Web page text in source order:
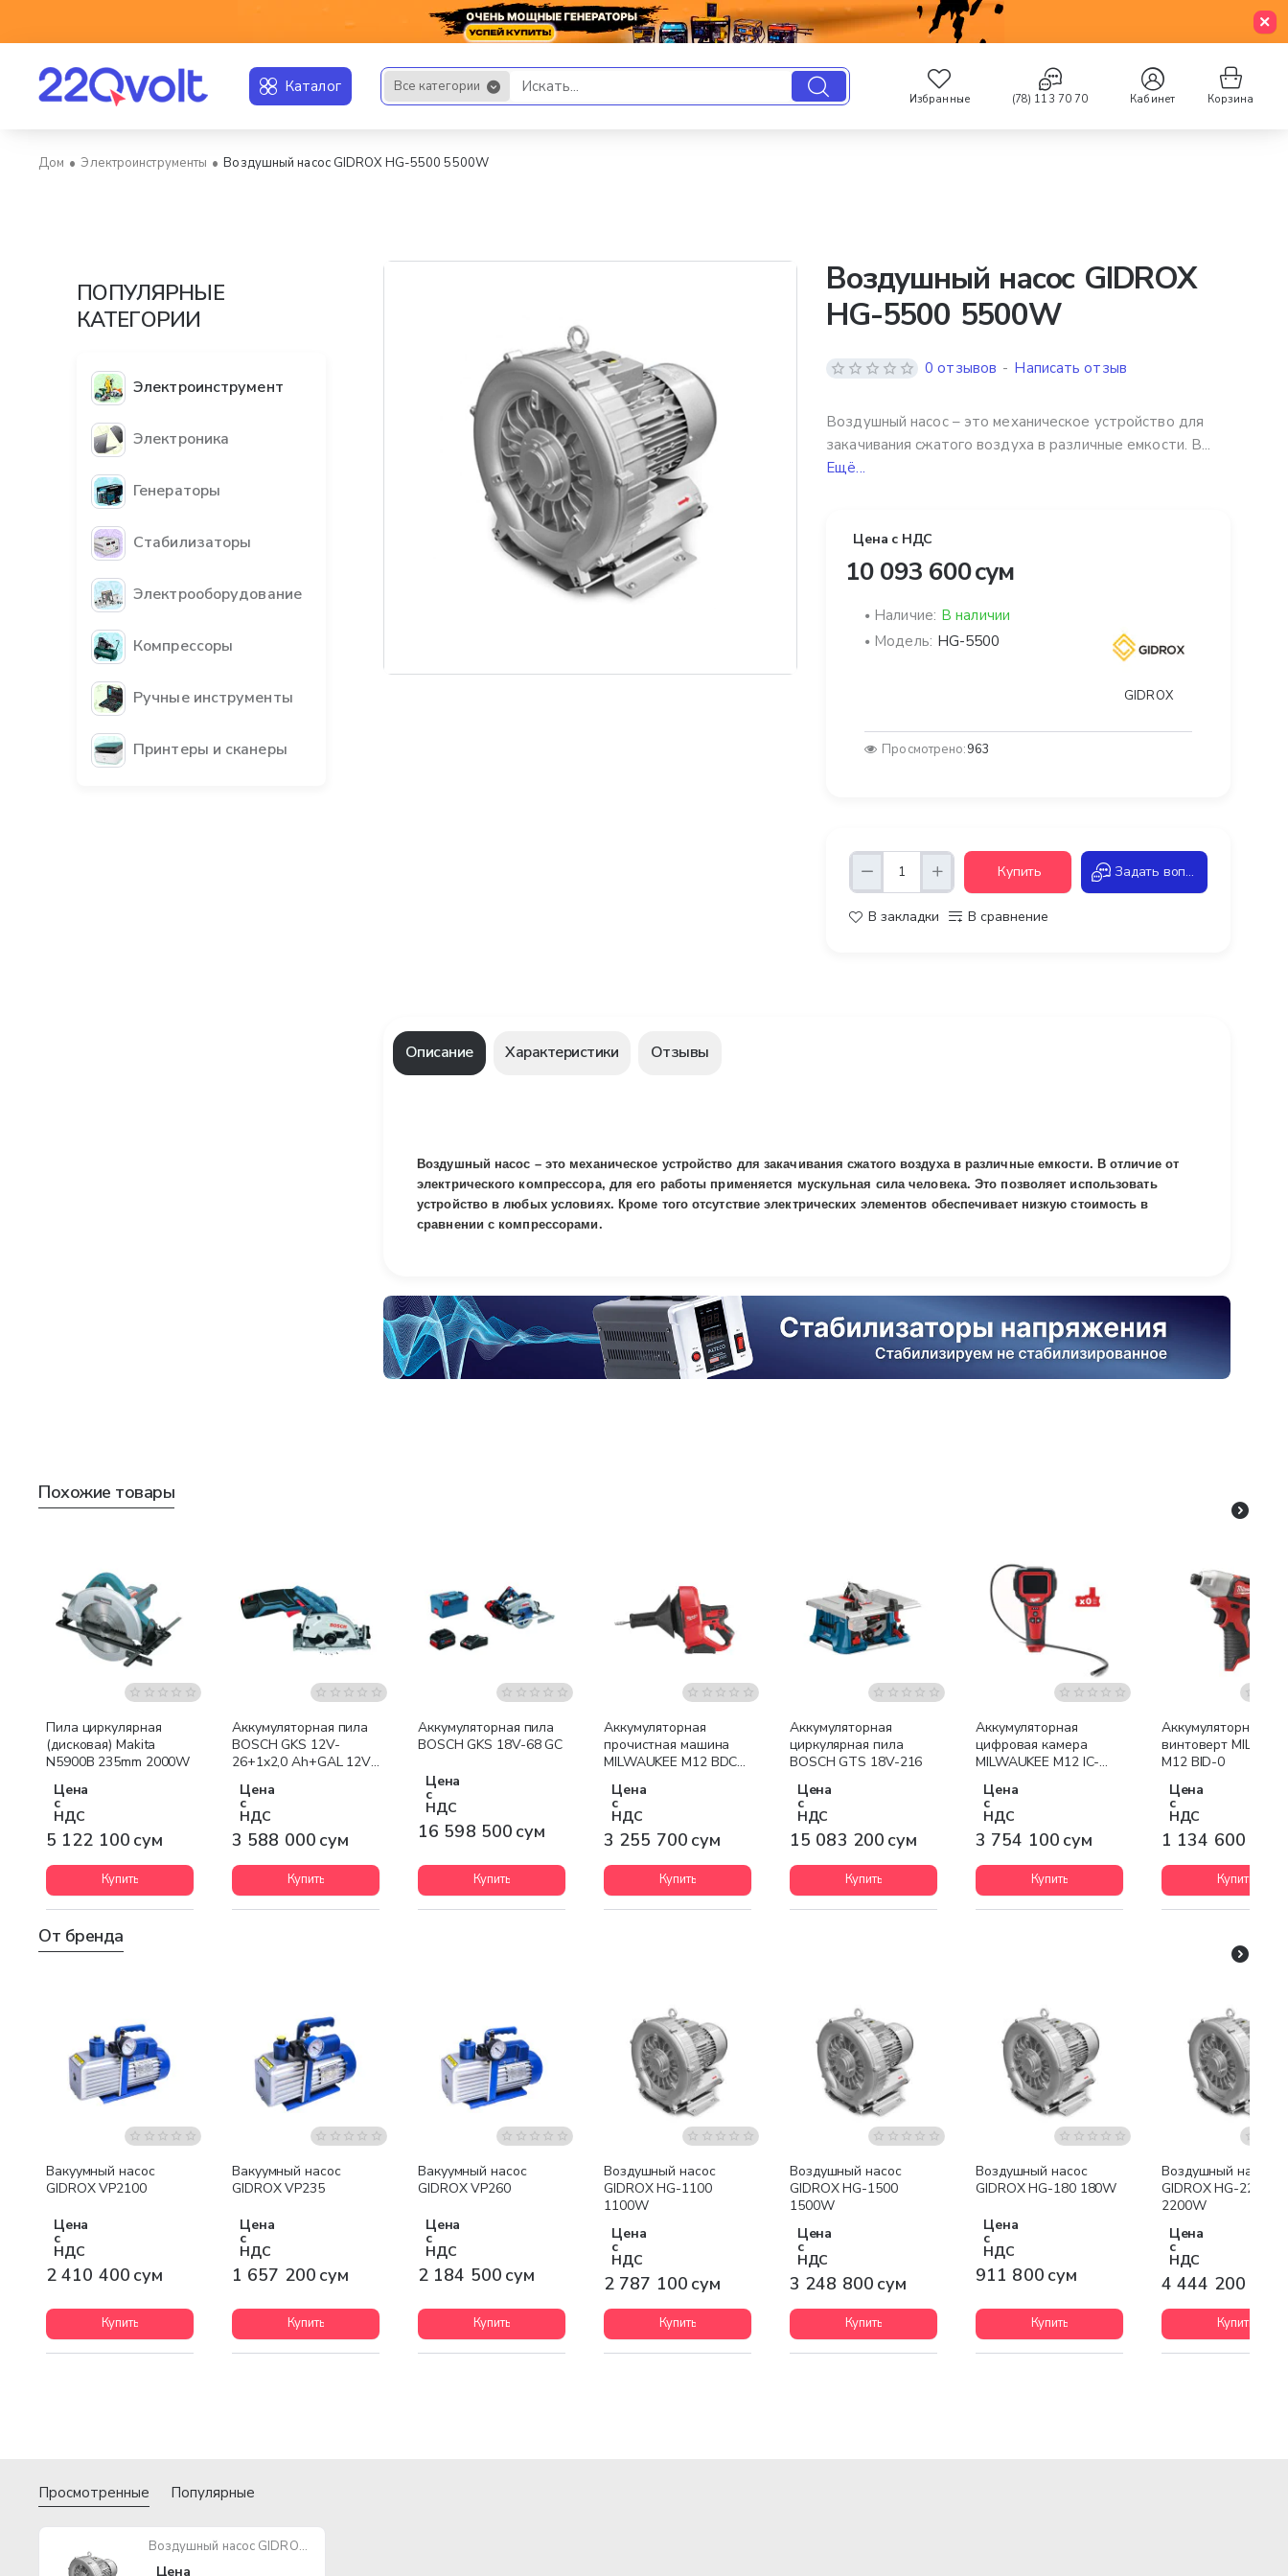
Каталог Все категории
Искать... Избранные (78) 113 70 70 Кабинет Корзина
Электроинструменты Воздушный насос GIDROX HG-5500 5500W
ПОПУЛЯРНЫЕ
КАТЕГОРИИ
Электроинструмент
Электроника
Генераторы
Стабилизаторы
Электрооборудование
Компрессоры
Ручные инструменты
Принтеры и сканеры
Воздушный насос GIDROX
HG-5500 5500W
Воздушный насос – это механическое устройство для
закачивания сжатого воздуха в различные емкости. В...
Ещё...
0 отзывов - Написать отзыв
Цена с НДС
10 093 600 сум
Наличие: В наличии
Модель: HG-5500
GIDROX
Просмотрено:963
Купить Задать вопрос
В закладки В сравнение
Описание Характеристики Отзывы
Воздушный насос – это механическое устройство для закачивания сжатого воздуха в различные емкости. В отличие от
электрического компрессора, для его работы применяется мускульная сила человека. Это позволяет использовать
устройство в любых условиях. Кроме того отсутствие электрических элементов обеспечивает низкую стоимость в
сравнении с компрессорами.
Похожие товары
Бесплатная доставка
Пила циркулярная
(дисковая) Makita
N5900B 235mm 2000W
Цена
с
НДС
5 122 100 сум
Купить
Аккумуляторная пила
BOSCH GKS 12V-
26+1x2,0 Ah+GAL 12V-
Цена
с
НДС
3 588 000 сум
Купить
Аккумуляторная пила
BOSCH GKS 18V-68 GC
Цена
с
НДС
16 598 500 сум
Купить
Аккумуляторная
прочистная машина
MILWAUKEE M12 BDC6-
Цена
с
НДС
3 255 700 сум
Купить
Аккумуляторная
циркулярная пила
BOSCH GTS 18V-216
Цена
с
НДС
15 083 200 сум
Купить
Аккумуляторная
цифровая камера
MILWAUKEE M12 IC-
Цена
с
НДС
3 754 100 сум
Купить
Аккумуляторный
винтоверт
M12 BID-0
Цена
с
НДС
1 134 600 сум
Купить
От бренда
Бесплатная доставка
Вакуумный насос
GIDROX VP2100
Цена
с
НДС
2 410 400 сум
Купить
Бесплатная доставка
Вакуумный насос
GIDROX VP235
Цена
с
НДС
1 657 200 сум
Купить
Бесплатная доставка
Вакуумный насос
GIDROX VP260
Цена
с
НДС
2 184 500 сум
Купить
Бесплатная доставка
Воздушный насос
GIDROX HG-1100
1100W
Цена
с
НДС
2 787 100 сум
Купить
Бесплатная доставка
Воздушный насос
GIDROX HG-1500
1500W
Цена
с
НДС
3 248 800 сум
Купить
Воздушный насос
GIDROX HG-180 180W
Цена
с
НДС
911 800 сум
Купить
Бесплатная доставка
Воздушный насос
GIDROX HG-2200
2200W
Цена
с
НДС
4 444 200 сум
Купить
Просмотренные Популярные
Воздушный насос GIDROX HG-5500 5500W
Цена